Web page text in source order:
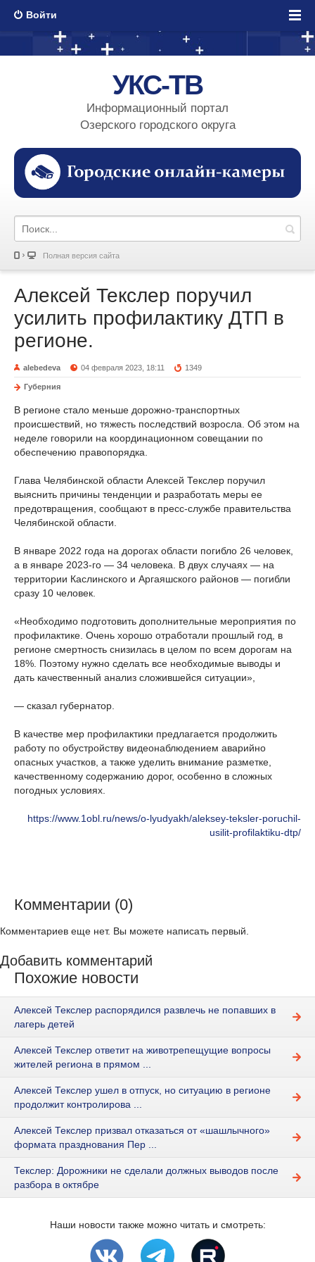
Войти
УКС-ТВ
Информационный портал
Озерского городского округа
Полная версия сайта
Алексей Текслер поручил
усилить профилактику ДТП в
регионе.
alebedeva 04 февраля 2023, 18:11 1349
Губерния
В регионе стало меньше дорожно-транспортных
происшествий, но тяжесть последствий возросла. Об этом на
неделе говорили на координационном совещании по
обеспечению правопорядка.
Глава Челябинской области Алексей Текслер поручил
выяснить причины тенденции и разработать меры ее
предотвращения, сообщают в пресс-службе правительства
Челябинской области.
В январе 2022 года на дорогах области погибло 26 человек,
а в январе 2023-го — 34 человека. В двух случаях — на
территории Каслинского и Аргаяшского районов — погибли
сразу 10 человек.
«Необходимо подготовить дополнительные мероприятия по
профилактике. Очень хорошо отработали прошлый год, в
регионе смертность снизилась в целом по всем дорогам на
18%. Поэтому нужно сделать все необходимые выводы и
дать качественный анализ сложившейся ситуации»,
— сказал губернатор.
В качестве мер профилактики предлагается продолжить
работу по обустройству видеонаблюдением аварийно
опасных участков, а также уделить внимание разметке,
качественному содержанию дорог, особенно в сложных
погодных условиях.
https://www.1obl.ru/news/o-lyudyakh/aleksey-teksler-poruchil-
usilit-profilaktiku-dtp/
Комментарии (0)
Комментариев еще нет. Вы можете написать первый.
Добавить комментарий
Похожие новости
Алексей Текслер распорядился развлечь не попавших в
лагерь детей
Алексей Текслер ответит на животрепещущие вопросы
жителей региона в прямом ...
Алексей Текслер ушел в отпуск, но ситуацию в регионе
продолжит контролирова ...
Алексей Текслер призвал отказаться от «шашлычного»
формата празднования Пер ...
Текслер: Дорожники не сделали должных выводов после
разбора в октябре
Наши новости также можно читать и смотреть: